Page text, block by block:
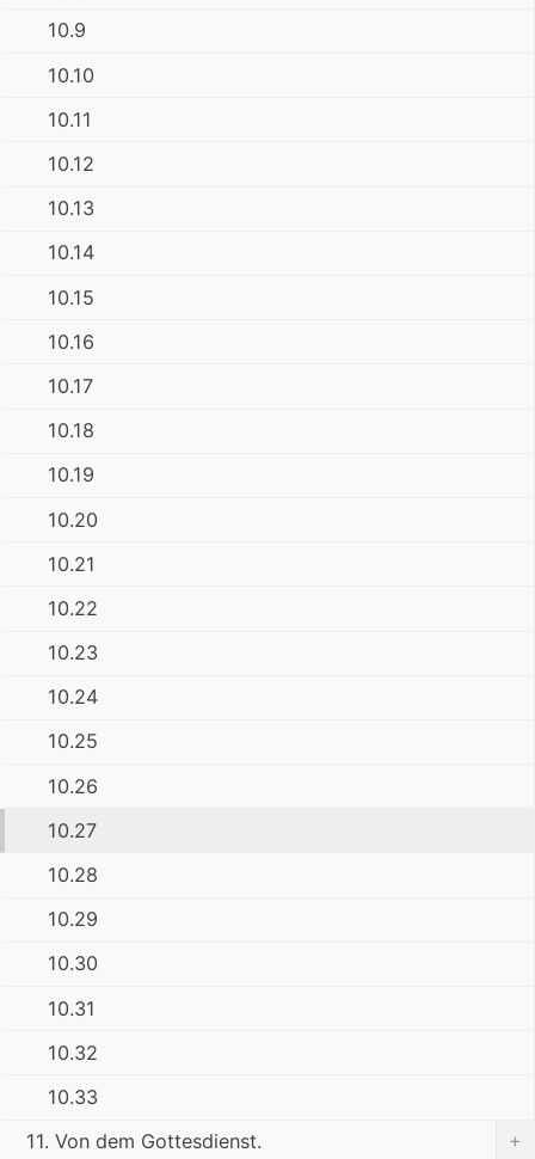
10.9
10.10
10.11
10.12
10.13
10.14
10.15
10.16
10.17
10.18
10.19
10.20
10.21
10.22
10.23
10.24
10.25
10.26
10.27
10.28
10.29
10.30
10.31
10.32
10.33
11. Von dem Gottesdienst.
+